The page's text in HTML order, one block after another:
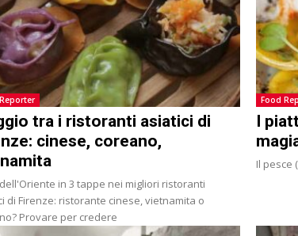
tra i ristoranti asiatici di
cinese, coreano,
in 3 tappe nei migliori ristoranti
di Firenze: ristorante cinese, vietnamita o
Provare per credere
Food
I
Il pesce